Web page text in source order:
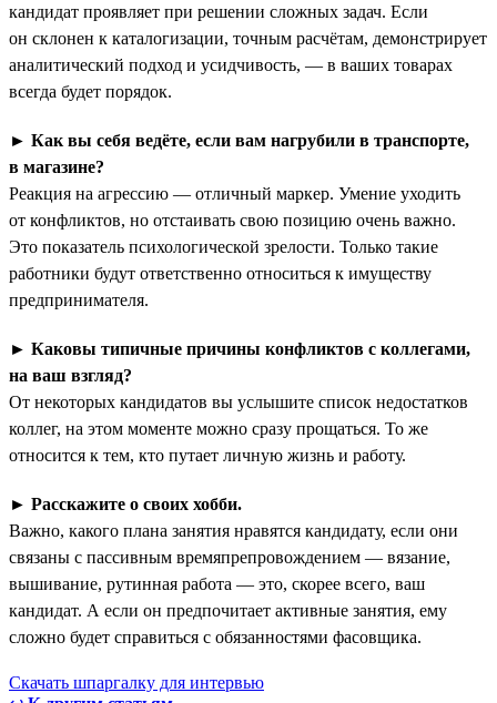
кандидат проявляет при решении сложных задач. Если
он склонен к каталогизации, точным расчётам, демонстрирует
аналитический подход и усидчивость, — в ваших товарах
всегда будет порядок.
► Как вы себя ведёте, если вам нагрубили в транспорте,
в магазине?
Реакция на агрессию — отличный маркер. Умение уходить
от конфликтов, но отстаивать свою позицию очень важно.
Это показатель психологической зрелости. Только такие
работники будут ответственно относиться к имуществу
предпринимателя.
► Каковы типичные причины конфликтов с коллегами,
на ваш взгляд?
От некоторых кандидатов вы услышите список недостатков
коллег, на этом моменте можно сразу прощаться. То же
относится к тем, кто путает личную жизнь и работу.
► Расскажите о своих хобби.
Важно, какого плана занятия нравятся кандидату, если они
связаны с пассивным времяпрепровождением — вязание,
вышивание, рутинная работа — это, скорее всего, ваш
кандидат. А если он предпочитает активные занятия, ему
сложно будет справиться с обязанностями фасовщика.
Скачать шпаргалку для интервью